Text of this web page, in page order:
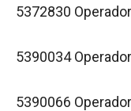
5372830
5390034
5390066